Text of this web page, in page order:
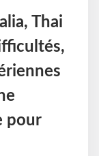
Thai
pour